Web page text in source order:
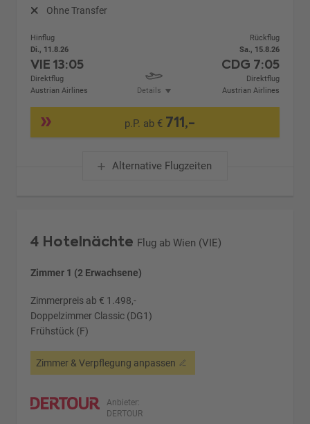
Ohne Transfer
Hinflug
Di., 11.8.26
VIE13:05
Direktflug
Austrian Airlines
Details
Rückflug
Sa., 15.8.26
CDG 7:05
Direktflug
Austrian Airlines
p.P. ab € 711,-
Alternative Flugzeiten
4 Hotelnächte Flug ab Wien (VIE)
Zimmer 1 (2 Erwachsene)
Zimmerpreis ab € 1.498,-
Doppelzimmer Classic (DG1)
Frühstück (F)
Zimmer & Verpflegung anpassen
Anbieter:
DERTOUR